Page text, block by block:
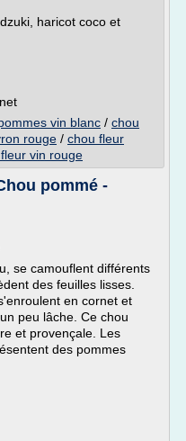
haricot coco et
vin blanc / chou
rouge / chou fleur
vin rouge
pommé -
se camouflent différents
des feuilles lisses.
en cornet et
peu lâche. Ce chou
et provençale. Les
des pommes